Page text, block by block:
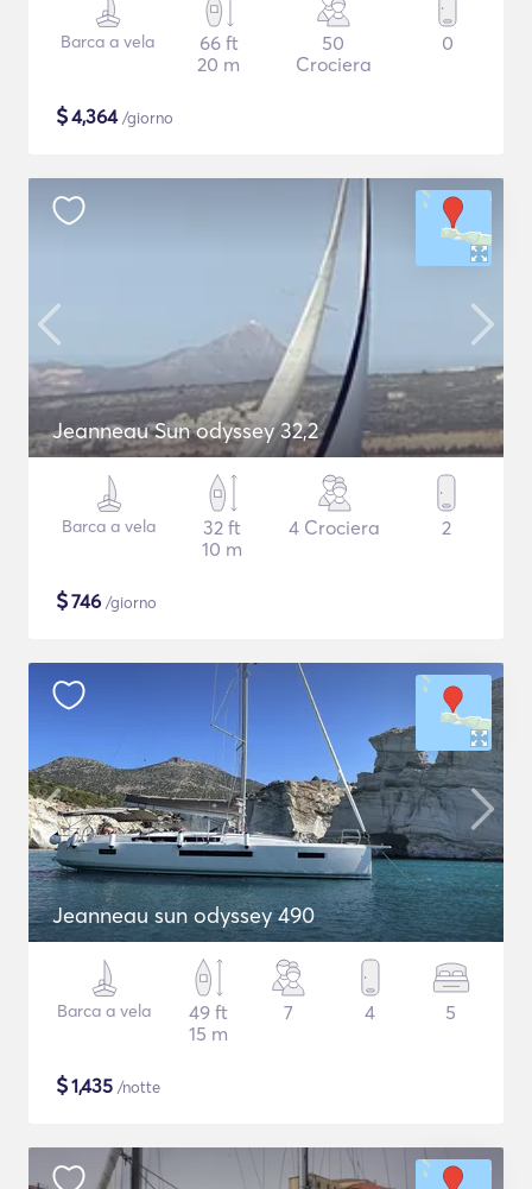
Barca a vela
66 ft
20 m
50
Crociera
0
$4,364/giorno
Jeanneau Sun odyssey 32,2
Barca a vela
32 ft
10 m
4 Crociera 2
$746 /giorno
Jeanneau sun odyssey 490
Barca a vela
49 ft
15 m
7 4 5
$1,435 /notte